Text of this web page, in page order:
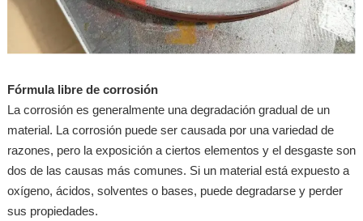
Fórmula libre de corrosión
La corrosión es generalmente una degradación gradual de un
material. La corrosión puede ser causada por una variedad de
razones, pero la exposición a ciertos elementos y el desgaste son
dos de las causas más comunes. Si un material está expuesto a
oxígeno, ácidos, solventes o bases, puede degradarse y perder
sus propiedades.